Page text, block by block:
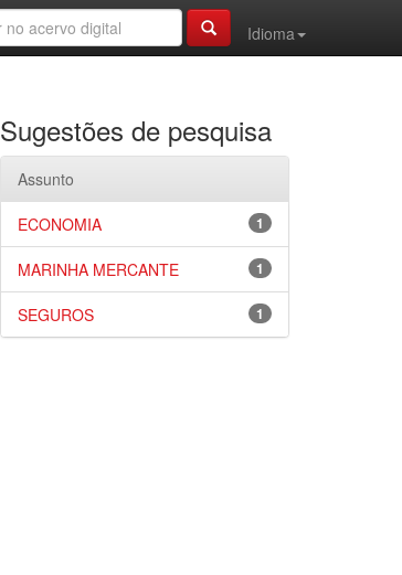
Idioma
Sugestões de pesquisa
Assunto
1
ECONOMIA
1
MARINHA MERCANTE
1
SEGUROS